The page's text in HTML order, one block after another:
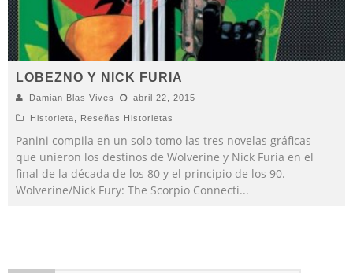
LOBEZNO Y NICK FURIA
Damian Blas Vives abril 22, 2015
Historieta Reseñas Historietas
Panini compila en un solo tomo las tres novelas gráficas
que unieron los destinos de Wolverine y Nick Furia en el
final de la década de los 80 y el principio de los 90.
Wolverine/Nick Fury: The Scorpio Connecti...